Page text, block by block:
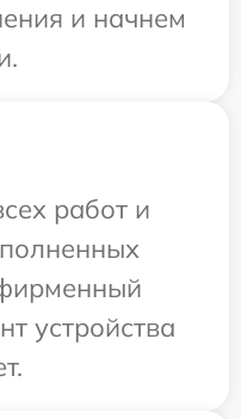
и начнем
работ и
устройства